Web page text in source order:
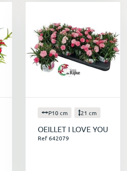
P10 cm 21 cm
OEILLET I LOVE YOU
Ref 642079